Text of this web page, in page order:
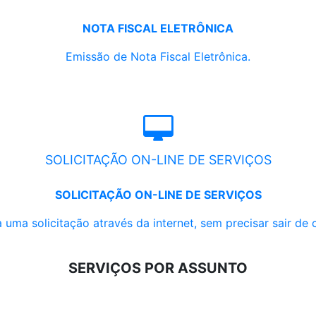
NOTA FISCAL ELETRÔNICA
Emissão de Nota Fiscal Eletrônica.
SOLICITAÇÃO ON-LINE DE SERVIÇOS
SOLICITAÇÃO ON-LINE DE SERVIÇOS
uma solicitação através da internet, sem precisar sair de
SERVIÇOS POR ASSUNTO